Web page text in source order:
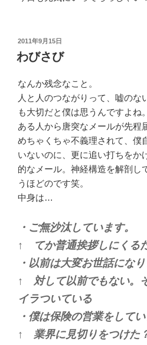
投
稿
日:
2011年9月15日
わびさび
なんか残念なこと。
人と人のつながりって、嘘のな
も大切だと僕は思うんですよね。
ある人から唐突なメールが先程
めちゃくちゃ不義理されて、僕
いないのに、更に追い打ちをか
的なメール。神経構造を解剖し
うほどのです笑。
中身は…
・ご無沙汰しています。
↑ てか普通挨拶しにくる
・以前は大変お世話にな
↑ 対して以前でもない。
イラついている
・僕は保険の営業をして
↑ 業界に見切りをつけた